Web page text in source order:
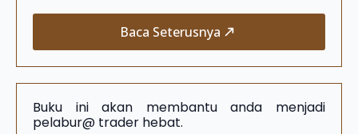
Baca Seterusnya
Buku ini akan membantu anda menjadi
pelabur@ trader hebat.